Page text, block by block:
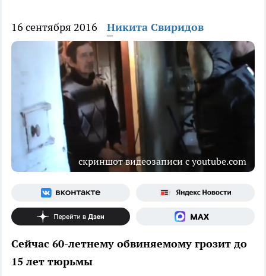
16 сентября 2016 Никита Свиридов
скриншот видеозаписи с youtube.com
Сейчас 60-летнему обвиняемому грозит до
15 лет тюрьмы